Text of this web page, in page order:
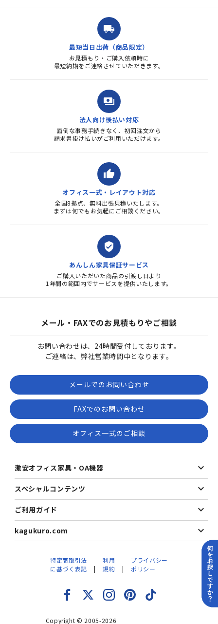
ました。商品到着も早く、品
質・使いやすさで満足していま
す。また、リピートするときは
よろしくお...
local_shipping
最短当日出荷（商品限定）
お見積もり・ご購入依頼時に
最短納期をご連絡させていただきます。
payments
法人向け後払い対応
面倒な事務手続きなく、初回注文から
請求書掛け払いがご利用いただけます。
thumb_up
オフィス一式・レイアウト対応
全国8拠点、無料出張見積いたします。
まずは何でもお気軽にご相談ください。
verified_user
あんしん家具保証サービス
ご購入いただいた商品の引渡し日より
1年間の範囲内でサービスを提供いたします。
メール・FAXでのお見積もりやご相談
お問い合わせは、24時間受付しております。
ご連絡は、弊社営業時間中となります。
メールでのお問い合わせ
FAXでのお問い合わせ
オフィス一式のご相談
激安オフィス家具・OA機器
スペシャルコンテンツ
ご利用ガイド
kagukuro.com
Copyright © 2005-2026
特定商取引法
に基づく表記
利用
規約
プライバシー
ポリシー